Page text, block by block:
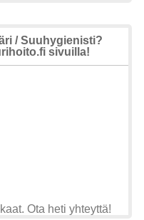
/ Suuhygienisti?
sivuilla!
Ota heti yhteyttä!